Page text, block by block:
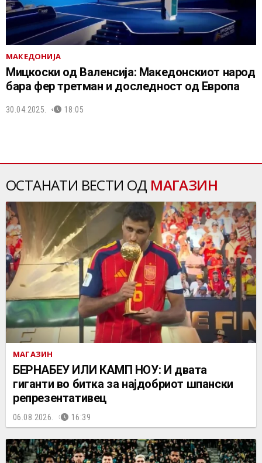
МАКЕДОНИЈА
Мицкоски од Валенсија: Македонскиот народ
бара фер третман и доследност од Европа
30.04.2025. 18:05
ОСТАНАТИ ВЕСТИ ОД МАГАЗИН
МАГАЗИН
БЕРНАБЕУ ИЛИ КАМП НОУ: И двата
гиганти во битка за најдобриот шпански
репрезентативец
06.08.2026. 16:39